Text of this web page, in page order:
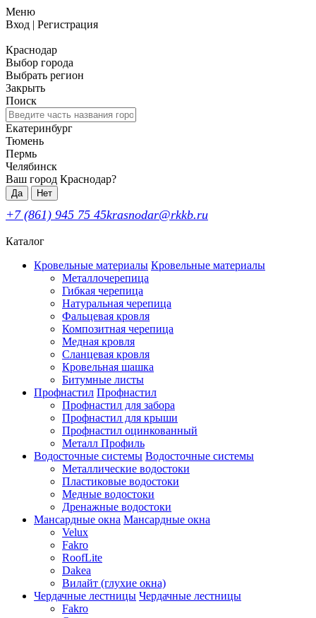
Меню
Вход | Регистрация
Краснодар
Выбор города
Выбрать регион
Закрыть
Поиск
Екатеринбург
Тюмень
Пермь
Челябинск
Ваш город Краснодар?
Да Нет
+7 (861) 945 75 45krasnodar@rkkb.ru
Каталог
Кровельные материалы Кровельные материалы
Металлочерепица
Гибкая черепица
Натуральная черепица
Фальцевая кровля
Композитная черепица
Медная кровля
Сланцевая кровля
Кровельная шашка
Битумные листы
Профнастил Профнастил
Профнастил для забора
Профнастил для крыши
Профнастил оцинкованный
Металл Профиль
Водосточные системы Водосточные системы
Металлические водостоки
Пластиковые водостоки
Медные водостоки
Дренажные водостоки
Мансардные окна Мансардные окна
Velux
Fakro
RoofLite
Dakea
Вилайт (глухие окна)
Чердачные лестницы Чердачные лестницы
Fakro